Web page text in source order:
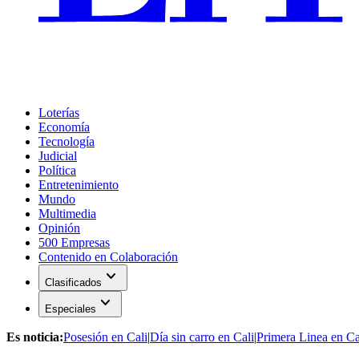
Loterías
Economía
Tecnología
Judicial
Política
Entretenimiento
Mundo
Multimedia
Opinión
500 Empresas
Contenido en Colaboración
Clasificados expand_more
Especiales expand_more
Es noticia:Posesión en Cali|Día sin carro en Cali|Primera Linea en